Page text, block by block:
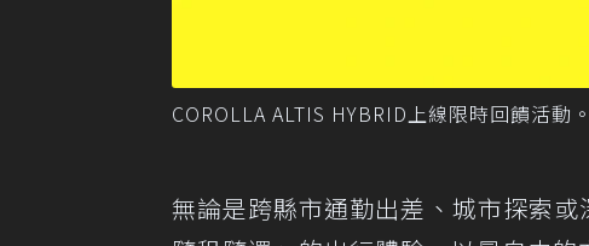
COROLLA ALTIS HYBRID上線限時回饋活動
無論是跨縣市通勤出差、城市探索